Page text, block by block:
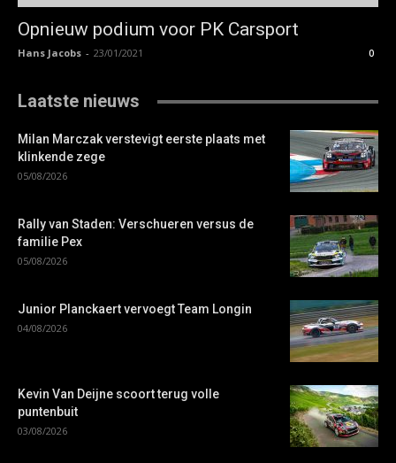
Opnieuw podium voor PK Carsport
Hans Jacobs - 23/01/2021 0
Laatste nieuws
Milan Marczak verstevigt eerste plaats met
klinkende zege
05/08/2026
Rally van Staden: Verschueren versus de
familie Pex
05/08/2026
Junior Planckaert vervoegt Team Longin
04/08/2026
Kevin Van Deijne scoort terug volle
puntenbuit
03/08/2026